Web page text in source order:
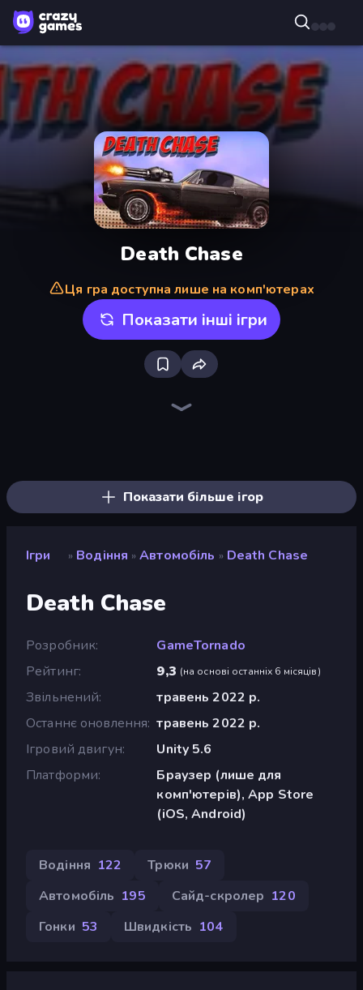
Death Chase
Ця гра доступна лише на комп'ютерах
Показати інші ігри
Показати більше ігор
Ігри » Водіння » Автомобіль » Death Chase
Death Chase
Розробник
GameTornado
Рейтинг
9,3 (на основі останніх 6 місяців)
Звільнений
травень 2022 р.
Останнє оновлення травень 2022 р.
Ігровий двигун
Unity 5.6
Платформи
Браузер (лише для
комп'ютерів), App Store
(iOS, Android)
Водіння 122 Трюки 57
Автомобіль 195 Сайд-скролер 120
Гонки 53 Швидкість 104